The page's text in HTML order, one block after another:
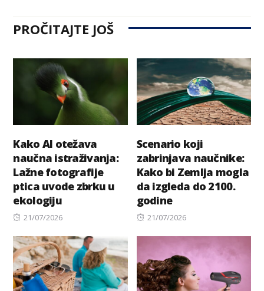
PROČITAJTE JOŠ
Kako AI otežava
naučna istraživanja:
Lažne fotografije
ptica uvode zbrku u
ekologiju
Posted
21/07/2026
Scenario koji
zabrinjava naučnike:
Kako bi Zemlja mogla
da izgleda do 2100.
godine
Posted
21/07/2026